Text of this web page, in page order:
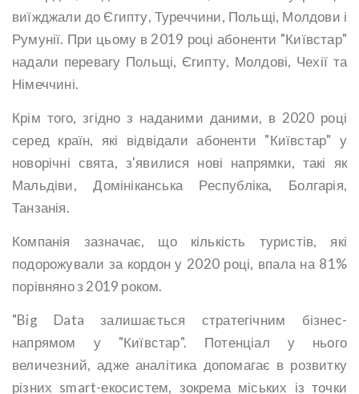
виїжджали до Єгипту, Туреччини, Польщі, Молдови і
Румунії. При цьому в 2019 році абоненти "Київстар"
надали перевагу Польщі, Єгипту, Молдові, Чехії та
Німеччині.
Крім того, згідно з наданими даними, в 2020 році
серед країн, які відвідали абоненти "Київстар" у
новорічні свята, з'явилися нові напрямки, такі як
Мальдіви, Домініканська Республіка, Болгарія,
Танзанія.
Компанія зазначає, що кількість туристів, які
подорожували за кордон у 2020 році, впала на 81%
порівняно з 2019 роком.
"Big Data залишається стратегічним бізнес-
напрямом у "Київстар". Потенціал у нього
величезний, адже аналітика допомагає в розвитку
різних smart-екосистем, зокрема міських із точки